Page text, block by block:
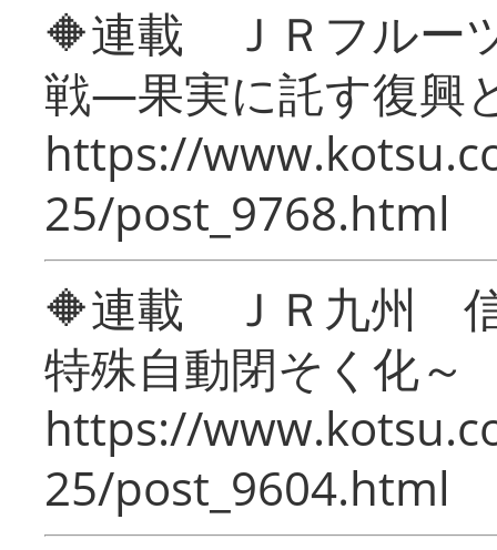
🔶連載 ＪＲフルー
戦―果実に託す復興
https://
25/post_9768.html
🔶連載 ＪＲ九州 信
特殊自動閉そく化～
https://
25/post_9604.html